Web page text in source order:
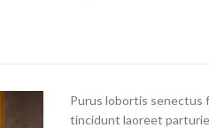
Purus lobortis
tincidunt laoreet